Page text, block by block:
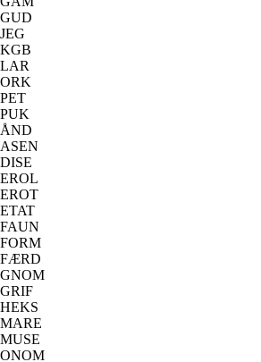
GUD
JEG
KGB
LAR
ORK
PET
PUK
ÅND
ASEN
DISE
EROL
EROT
ETAT
FAUN
FORM
FÆRD
GNOM
GRIF
HEKS
MARE
MUSE
ONOM